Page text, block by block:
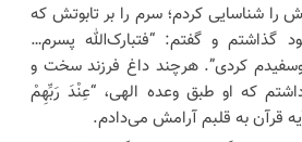
را شناسایی کردم؛ سرم را بر تابوتش که
گذاشتم و گفتم: “فتبارک‌الله پسرم…
کردی”. هرچند داغ فرزند سخت و
که او طبق وعده‌ الهی، “‏‏عِنْدَ رَبِّهِمْ
قرآن به قلبم آرامش می‌دادم.